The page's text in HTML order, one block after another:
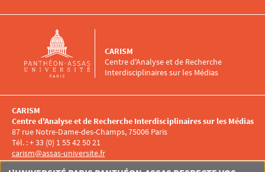
Centre d'Analyse et de Recherche
Interdisciplinaires sur les Médias
CARISM
CARISM
Centre d'Analyse et de Recherche Interdisciplinaires sur les Médias
87 rue Notre-Dame-des-Champs, 75006 Paris
Tél. : + 33 (0) 1 55 42 50 21
carism@assas-universite.fr
Menu RS CARISM